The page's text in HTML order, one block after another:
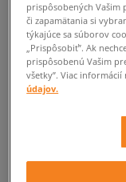
prispôsobených Vašim
či zapamätania si
týkajúce sa súborov
„Prispôsobiť”. Ak
prispôsobenú Vašim
všetky”. Viac informácií
údajov.